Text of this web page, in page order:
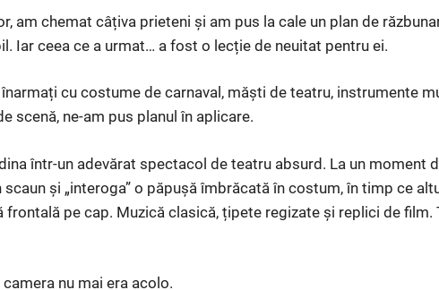
am chemat câțiva prieteni și am pus la cale un plan de
Iar ceea ce a urmat… a fost o lecție de neuitat pentru ei.
cu costume de carnaval, măști de teatru, instrumente
scenă, ne-am pus planul în aplicare.
într-un adevărat spectacol de teatru absurd. La un moment
și „interoga” o păpușă îmbrăcată în costum, în timp ce
frontală pe cap. Muzică clasică, țipete regizate și replici de film.
nu mai era acolo.